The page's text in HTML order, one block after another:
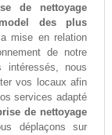
de nettoyage
des plus
mise en relation
de notre
nous
vos locaux afin
services adapté
de nettoyage
déplaçons sur